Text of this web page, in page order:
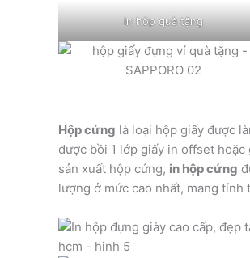
in hộp quà tặng
Hộp cứng là loại hộp giấy được
được bồi 1 lớp giấy in offset
sản xuất hộp cứng, in hộp cứng
lượng ở mức cao nhất, mang tính